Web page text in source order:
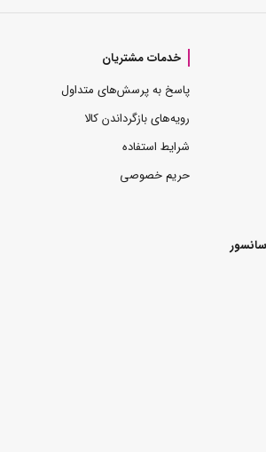
خدمات مشتریان
پاسخ به پرسش‌های متداول
رویه‌های بازگرداندن کالا
شرایط استفاده
حریم خصوصی